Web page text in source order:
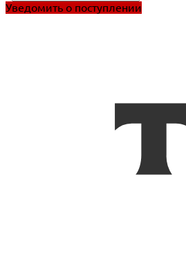
Уведомить о поступлении